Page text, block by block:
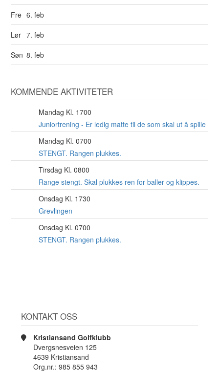
Fre 6. feb
Lør 7. feb
Søn 8. feb
KOMMENDE AKTIVITETER
Mandag Kl. 1700
Juniortrening - Er ledig matte til de som skal ut å spille
Mandag Kl. 0700
STENGT. Rangen plukkes.
Tirsdag Kl. 0800
Range stengt. Skal plukkes ren for baller og klippes.
Onsdag Kl. 1730
Grevlingen
Onsdag Kl. 0700
STENGT. Rangen plukkes.
KONTAKT OSS
Kristiansand Golfklubb
Dvergsnesveien 125
4639 Kristiansand
Org.nr.: 985 855 943